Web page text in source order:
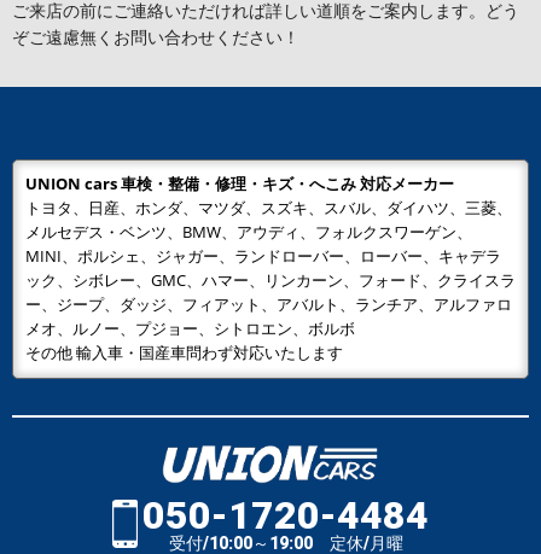
ご来店の前にご連絡いただければ詳しい道順をご案内します。どう
ぞご遠慮無くお問い合わせください！
UNION cars 車検・整備・修理・キズ・へこみ 対応メーカー
トヨタ、日産、ホンダ、マツダ、スズキ、スバル、ダイハツ、三菱、
メルセデス・ベンツ、BMW、アウディ、フォルクスワーゲン、
MINI、ポルシェ、ジャガー、ランドローバー、ローバー、キャデラ
ック、シボレー、GMC、ハマー、リンカーン、フォード、クライスラ
ー、ジープ、ダッジ、フィアット、アバルト、ランチア、アルファロ
メオ、ルノー、プジョー、シトロエン、ボルボ
その他 輸入車・国産車問わず対応いたします
050-1720-4484
受付/10:00～19:00 定休/月曜